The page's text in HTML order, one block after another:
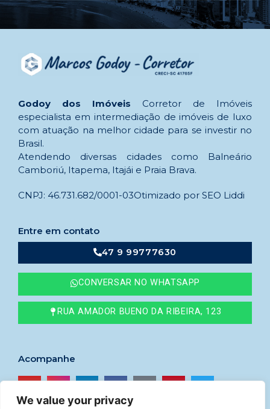
We value your privacy
Godoy dos Imóveis Corretor de Imóveis
especialista em intermediação de imóveis de luxo
com atuação na melhor cidade para se investir no
Brasil.
Atendendo diversas cidades como Balneário
Camboriú, Itapema, Itajái e Praia Brava.
CNPJ: 46.731.682/0001-03Otimizado por SEO Liddi
Entre em contato
47 9 99777630
CONVERSAR NO WHATSAPP
RUA AMADOR BUENO DA RIBEIRA, 123
Acompanhe